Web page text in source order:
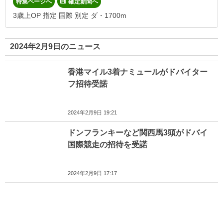
3歳上OP 指定 国際 別定 ダ・1700m
2024年2月9日のニュース
香港マイル3着ナミュールがドバイター
フ招待受諾
2024年2月9日 19:21
ドンフランキーなど関西馬3頭がドバイ
国際競走の招待を受諾
2024年2月9日 17:17